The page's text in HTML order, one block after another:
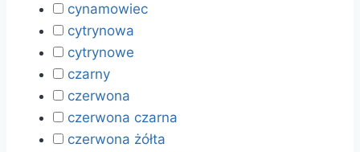
cynamowiec
cytrynowa
cytrynowe
czarny
czerwona
czerwona czarna
czerwona żółta